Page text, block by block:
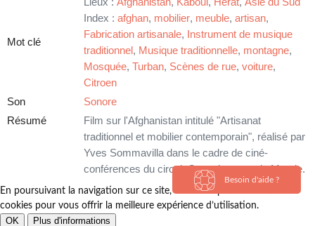
Mot clé
Index : afghan, mobilier, meuble, artisan,
Fabrication artisanale, Instrument de musique
traditionnel, Musique traditionnelle, montagne,
Mosquée, Turban, Scènes de rue, voiture,
Citroen
Son
Sonore
Résumé
Film sur l'Afghanistan intitulé "Artisanat
traditionnel et mobilier contemporain", réalisé par
Yves Sommavilla dans le cadre de ciné-
conférences du circuit Connaissance du Monde.
En poursuivant la navigation sur ce site, vous acceptez l’utilisation de
cookies pour vous offrir la meilleure expérience d’utilisation.
OK Plus d'informations
Besoin d'aide ?